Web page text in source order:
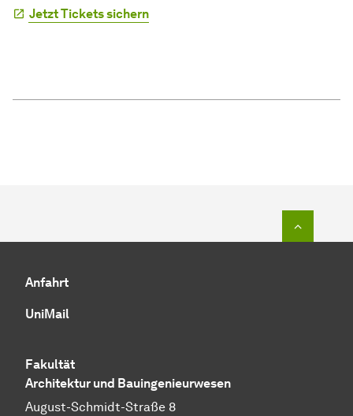
Jetzt Tickets sichern
Anfahrt
UniMail
Fakultät
Architektur und Bauingenieurwesen
August-Schmidt-Straße 8